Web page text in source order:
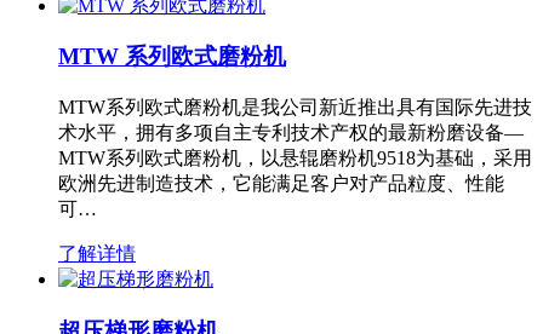
MTW 系列欧式磨粉机
MTW系列欧式磨粉机是我公司新近推出具有国际先进技
术水平，拥有多项自主专利技术产权的最新粉磨设备—
MTW系列欧式磨粉机，以悬辊磨粉机9518为基础，采用
欧洲先进制造技术，它能满足客户对产品粒度、性能
可…
了解详情